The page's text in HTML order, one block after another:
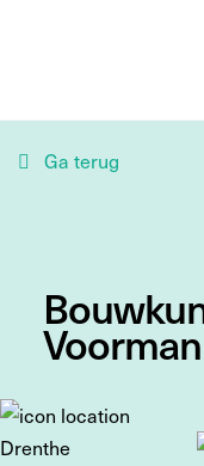
Ga terug
Voorman
Drenthe